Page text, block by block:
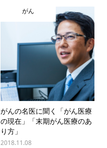
がん
がんの名医に聞く「がん医療
の現在」「末期がん医療のあ
り方」
2018.11.08